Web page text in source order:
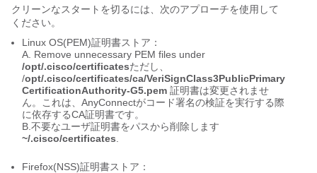
クリーンなスタートを切るには、次のアプローチを使用して
ください。
Linux OS(PEM)証明書ストア：
A. Remove unnecessary PEM files under
/opt/.cisco/certificatesただし、
/opt/.cisco/certificates/ca/VeriSignClass3PublicPrimary
CertificationAuthority-G5.pem 証明書は変更されませ
ん。これは、AnyConnectがコード署名の検証を実行する際
に依存するCA証明書です。
B.不要なユーザ証明書をパスから削除します
~/.cisco/certificates
Firefox(NSS)証明書ストア：